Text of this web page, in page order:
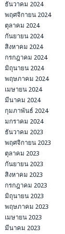
ธันวาคม 2024
พฤศจิกายน 2024
ตุลาคม 2024
กันยายน 2024
สิงหาคม 2024
กรกฎาคม 2024
มิถุนายน 2024
พฤษภาคม 2024
เมษายน 2024
มีนาคม 2024
กุมภาพันธ์ 2024
มกราคม 2024
ธันวาคม 2023
พฤศจิกายน 2023
ตุลาคม 2023
กันยายน 2023
สิงหาคม 2023
กรกฎาคม 2023
มิถุนายน 2023
พฤษภาคม 2023
เมษายน 2023
มีนาคม 2023